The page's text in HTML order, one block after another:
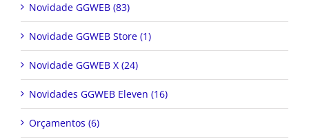
Novidade GGWEB (83)
Novidade GGWEB Store (1)
Novidade GGWEB X (24)
Novidades GGWEB Eleven (16)
Orçamentos (6)